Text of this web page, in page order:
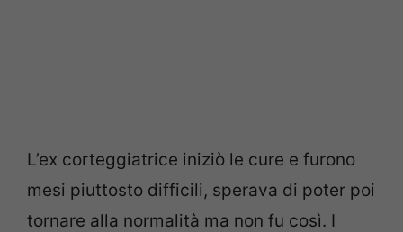
L’ex corteggiatrice iniziò le cure e furono
mesi piuttosto difficili, sperava di poter poi
tornare alla normalità ma non fu così. I